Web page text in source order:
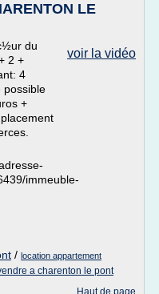
LE
voir la vidéo
du
2 +
4
possible
+
immeuble-
/ location appartement
a charenton le pont
Haut de page